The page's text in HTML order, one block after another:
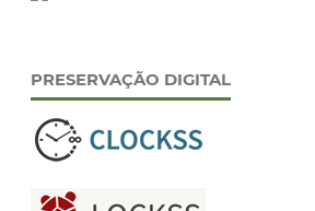
PRESERVAÇÃO DIGITAL